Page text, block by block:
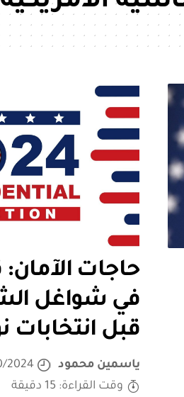
حاجات
في شواغل
قبل انتخابات
ياسمين محمود
2024
وقت القراءة: 15 دقيقة